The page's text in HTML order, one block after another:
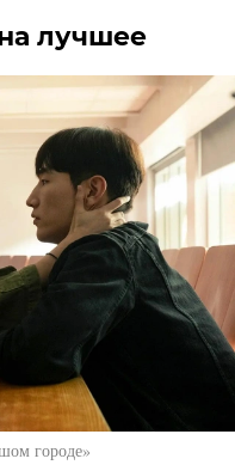
лучшее
городе»